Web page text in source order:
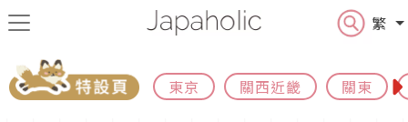
繁
東京 關西近畿 關東